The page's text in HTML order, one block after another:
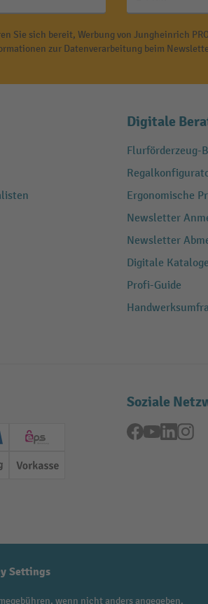
Sie sich bereit, Werbung von Jungheinrich
zur Datenverarbeitung beim
Digitale
Flurförderzeug-
Ergonomische
Newsletter
Newsletter
Digitale Kataloge
Profi-Guide
(Visa)
EPS
Vorkasse
Soziale
Facebook
YouTube
Settings
wenn nicht anders angegeben.